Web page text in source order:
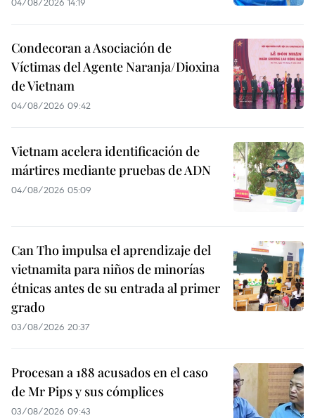
Condecoran a Asociación de
Víctimas del Agente Naranja/Dioxina
de Vietnam
04/08/2026 09:42
Vietnam acelera identificación de
mártires mediante pruebas de ADN
04/08/2026 05:09
Can Tho impulsa el aprendizaje del
vietnamita para niños de minorías
étnicas antes de su entrada al primer
grado
03/08/2026 20:37
Procesan a 188 acusados en el caso
de Mr Pips y sus cómplices
03/08/2026 09:43